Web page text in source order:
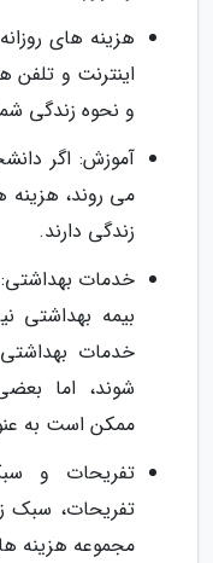
هزینه های
اینترنت و تلفن
و نحوه زندگی
آموزش: اگر
می روند،
زندگی دارند.
خدمات
بیمه بهداشتی
خدمات
شوند، اما
ممکن است به
تفریحات و
تفریحات، سبک
مجموعه هزینه